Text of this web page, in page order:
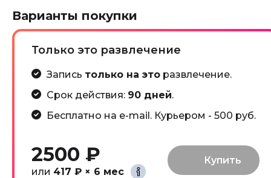
Варианты покупки
Только это развлечение
Запись только на эторазвлечение.
Срок действия: 90 дней.
Бесплатно на e-mail. Курьером - 500 руб.
2500 ₽
или 417 ₽ × 6 мес